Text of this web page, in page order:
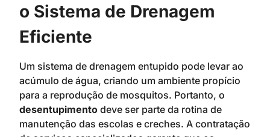
o Sistema de Drenagem
Eficiente
Um sistema de drenagem entupido pode levar ao
acúmulo de água, criando um ambiente propício
para a reprodução de mosquitos. Portanto, o
desentupimento deve ser parte da rotina de
manutenção das escolas e creches. A contratação